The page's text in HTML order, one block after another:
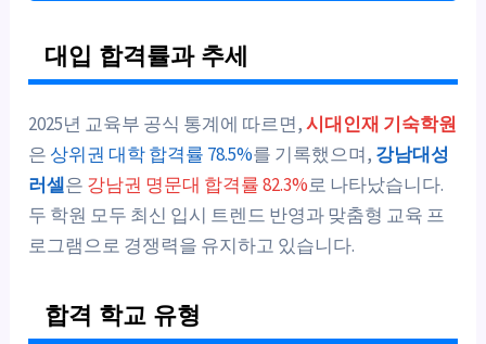
대입 합격률과 추세
2025년 교육부 공식 통계에 따르면,시대인재 기숙학원
은 상위권 대학 합격률 78.5%를 기록했으며, 강남대성
러셀은 강남권 명문대 합격률 82.3%로 나타났습니다.
두 학원 모두 최신 입시 트렌드 반영과 맞춤형 교육 프
로그램으로 경쟁력을 유지하고 있습니다.
합격 학교 유형